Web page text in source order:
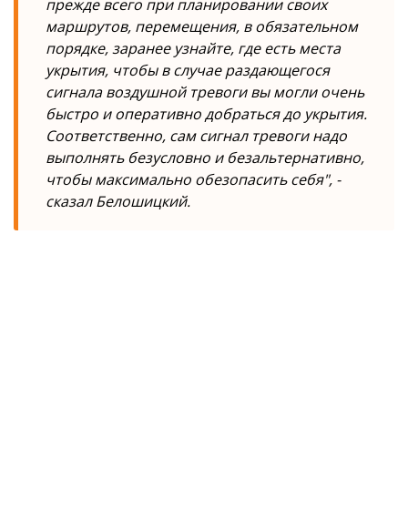
прежде всего при планировании своих
маршрутов, перемещения, в обязательном
порядке, заранее узнайте, где есть места
укрытия, чтобы в случае раздающегося
сигнала воздушной тревоги вы могли очень
быстро и оперативно добраться до укрытия.
Соответственно, сам сигнал тревоги надо
выполнять безусловно и безальтернативно,
чтобы максимально обезопасить себя", -
сказал Белошицкий.